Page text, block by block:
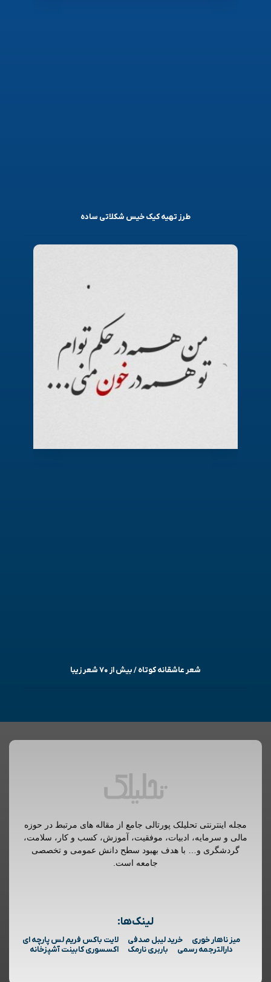
طرز تهیه کیک خیس شکلاتی ساده
شعر عاشقانه کوتاه / بیش از ۷۰ شعر زیبا
مجله اینترنتی تحلیلک پورتالی جامع از مقاله های مرتبط در حوزه
مالی و سرمایه، ادبیات، موفقیت، آموزش، کسب و کار، سلامت،
گردشگری و… با هدف بهبود سطح دانش عمومی و تخصصی
جامعه است.
لینک‌ها:
میز ناهار خوری خرید لیبل صدفی
لایت باکس فریم لس پارچه ای
دارالترجمه رسمی
باربری نارمک اکسسوری کابینت آشپزخانه